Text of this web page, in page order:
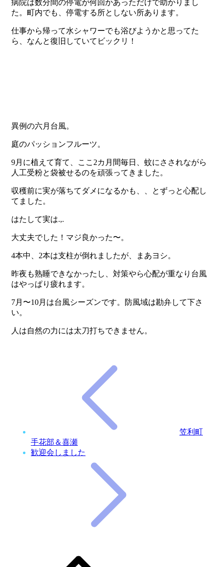
病院は数分間の停電が何回かあっただけで助かりまし
た。町内でも、停電する所としない所あります。
仕事から帰って水シャワーでも浴びようかと思ってた
ら、なんと復旧していてビックリ！
異例の六月台風。
庭のパッションフルーツ。
9月に植えて育て、ここ2カ月間毎日、蚊にさされながら
人工受粉と袋被せるのを頑張ってきました。
収穫前に実が落ちてダメになるかも、、とずっと心配し
てました。
はたして実は.,.
大丈夫でした！マジ良かった〜。
4本中、2本は支柱が倒れましたが、まあヨシ。
昨夜も熟睡できなかったし、対策やら心配が重なり台風
はやっぱり疲れます。
7月〜10月は台風シーズンです。防風域は勘弁して下さ
い。
人は自然の力には太刀打ちできません。
笠利町
手花部＆喜瀬
歓迎会しました